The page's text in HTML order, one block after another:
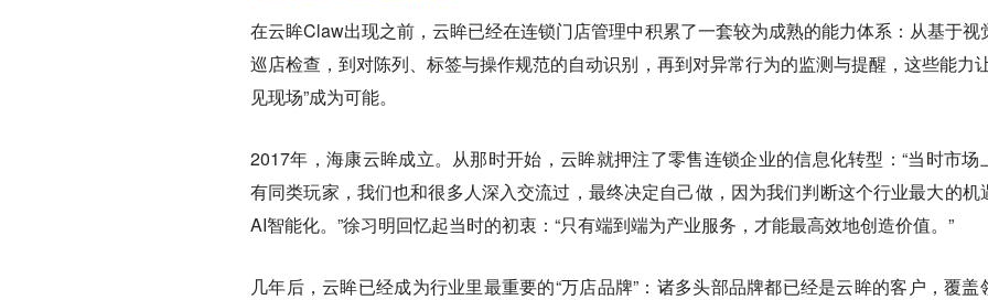
在云眸Claw出现之前，云眸已经在连锁门店管理中积累了一套较为成熟的能力体系：从基于视
巡店检查，到对陈列、标签与操作规范的自动识别，再到对异常行为的监测与提醒，这些能力
见现场”成为可能。
2017年，海康云眸成立。从那时开始，云眸就押注了零售连锁企业的信息化转型：“当时市场
有同类玩家，我们也和很多人深入交流过，最终决定自己做，因为我们判断这个行业最大的机
AI智能化。”徐习明回忆起当时的初衷：“只有端到端为产业服务，才能最高效地创造价值。”
几年后，云眸已经成为行业里最重要的“万店品牌”：诸多头部品牌都已经是云眸的客户，覆盖